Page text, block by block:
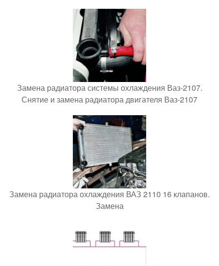
Замена радиатора системы охлаждения Ваз-2107.
Снятие и замена радиатора двигателя Ваз-2107
Замена радиатора охлаждения ВАЗ 2110 16 клапанов.
Замена